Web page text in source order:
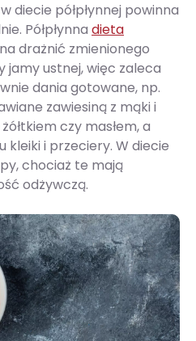
diecie półpłynnej powinna
Półpłynna dieta
drażnić zmienionego
jamy ustnej, więc zaleca
dania gotowane, np.
zawiesiną z mąki i
czy masłem, a
kleiki i przeciery. W diecie
chociaż te mają
odżywczą.